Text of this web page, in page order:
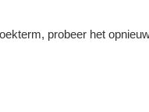
probeer het